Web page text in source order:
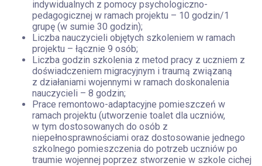
indywidualnych z pomocy psychologiczno-
pedagogicznej w ramach projektu – 10 godzin/1
grupę (w sumie 30 godzin);
Liczba nauczycieli objętych szkoleniem w ramach
projektu – łącznie 9 osób;
Liczba godzin szkolenia z metod pracy z uczniem z
doświadczeniem migracyjnym i traumą związaną
z działaniami wojennymi w ramach doskonalenia
nauczycieli – 8 godzin;
Prace remontowo-adaptacyjne pomieszczeń w
ramach projektu (utworzenie toalet dla uczniów,
w tym dostosowanych do osób z
niepełnosprawnościami oraz dostosowanie jednego
szkolnego pomieszczenia do potrzeb uczniów po
traumie wojennej poprzez stworzenie w szkole cichej